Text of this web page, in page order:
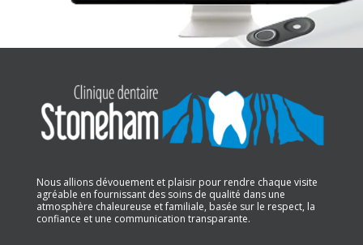
Nous allions dévouement et plaisir pour rendre chaque visite
agréable en fournissant des soins de qualité dans une
atmosphère chaleureuse et familiale, basée sur le respect, la
confiance et une communication transparante.